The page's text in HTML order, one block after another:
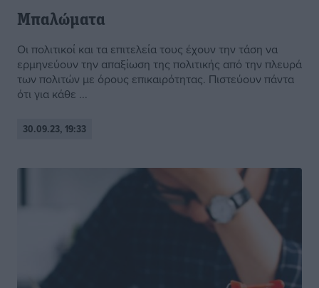
Μπαλώματα
Οι πολιτικοί και τα επιτελεία τους έχουν την τάση να
ερμηνεύουν την απαξίωση της πολιτικής από την πλευρά
των πολιτών με όρους επικαιρότητας. Πιστεύουν πάντα
ότι για κάθε ...
30.09.23, 19:33